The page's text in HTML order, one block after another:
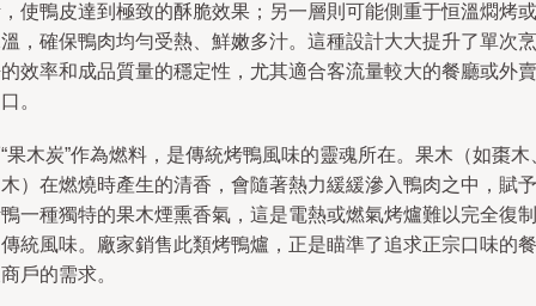
使鴨皮達到極致的酥脆效果；另一層則可能側重于恒溫燜烤或
，確保鴨肉均勻受熱、鮮嫩多汁。這種設計大大提升了單次烹
效率和成品質量的穩定性，尤其適合客流量較大的餐廳或外賣
。
果木炭”作為燃料，是傳統烤鴨風味的靈魂所在。果木（如棗木
）在燃燒時產生的清香，會隨著熱力緩緩滲入鴨肉之中，賦予
一種獨特的果木煙熏香氣，這是電熱或燃氣烤爐難以完全復制
統風味。廠家銷售此類烤鴨爐，正是瞄準了追求正宗口味的餐
戶的需求。